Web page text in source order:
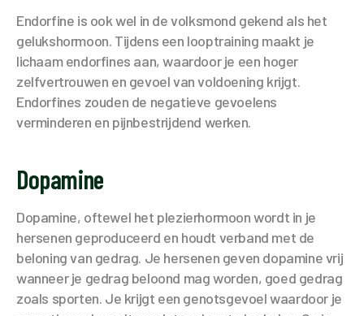
Endorfine is ook wel in de volksmond gekend als het
gelukshormoon. Tijdens een looptraining maakt je
lichaam endorfines aan, waardoor je een hoger
zelfvertrouwen en gevoel van voldoening krijgt.
Endorfines zouden de negatieve gevoelens
verminderen en pijnbestrijdend werken.
Dopamine
Dopamine, oftewel het plezierhormoon wordt in je
hersenen geproduceerd en houdt verband met de
beloning van gedrag. Je hersenen geven dopamine vrij
wanneer je gedrag beloond mag worden, goed gedrag
zoals sporten. Je krijgt een genotsgevoel waardoor je